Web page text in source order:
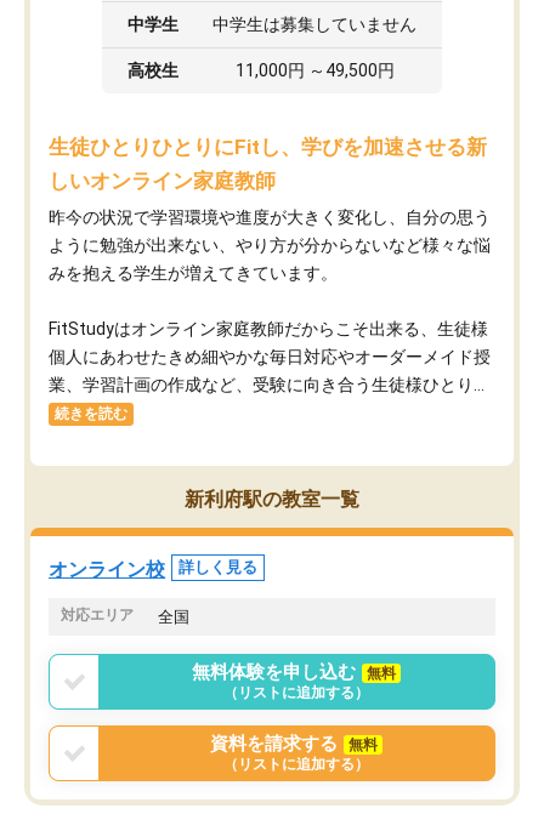
中学生 中学生は募集していません
高校生 11,000円 ～49,500円
生徒ひとりひとりにFitし、学びを加速させる新
しいオンライン家庭教師
昨今の状況で学習環境や進度が大きく変化し、自分の思う
ように勉強が出来ない、やり方が分からないなど様々な悩
みを抱える学生が増えてきています。
FitStudyはオンライン家庭教師だからこそ出来る、生徒様
個人にあわせたきめ細やかな毎日対応やオーダーメイド授
業、学習計画の作成など、受験に向き合う生徒様ひとり...
続きを読む
新利府駅の教室一覧
オンライン校 詳しく見る
対応エリア 全国
無料体験を申し込む
無料
（リストに追加する）
資料を請求する
無料
（リストに追加する）